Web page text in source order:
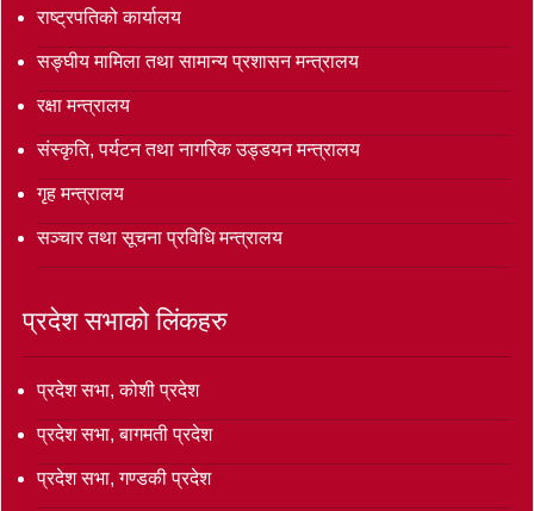
राष्ट्रपतिको कार्यालय
सङ्‍घीय मामिला तथा सामान्य प्रशासन मन्त्रालय
रक्षा मन्त्रालय
संस्कृति, पर्यटन तथा नागरिक उड्डयन मन्त्रालय
गृह मन्त्रालय
सञ्‍चार तथा सूचना प्रविधि मन्त्रालय
प्रदेश सभाको लिंकहरु
प्रदेश सभा, कोशी प्रदेश
प्रदेश सभा, बागमती प्रदेश
प्रदेश सभा, गण्डकी प्रदेश